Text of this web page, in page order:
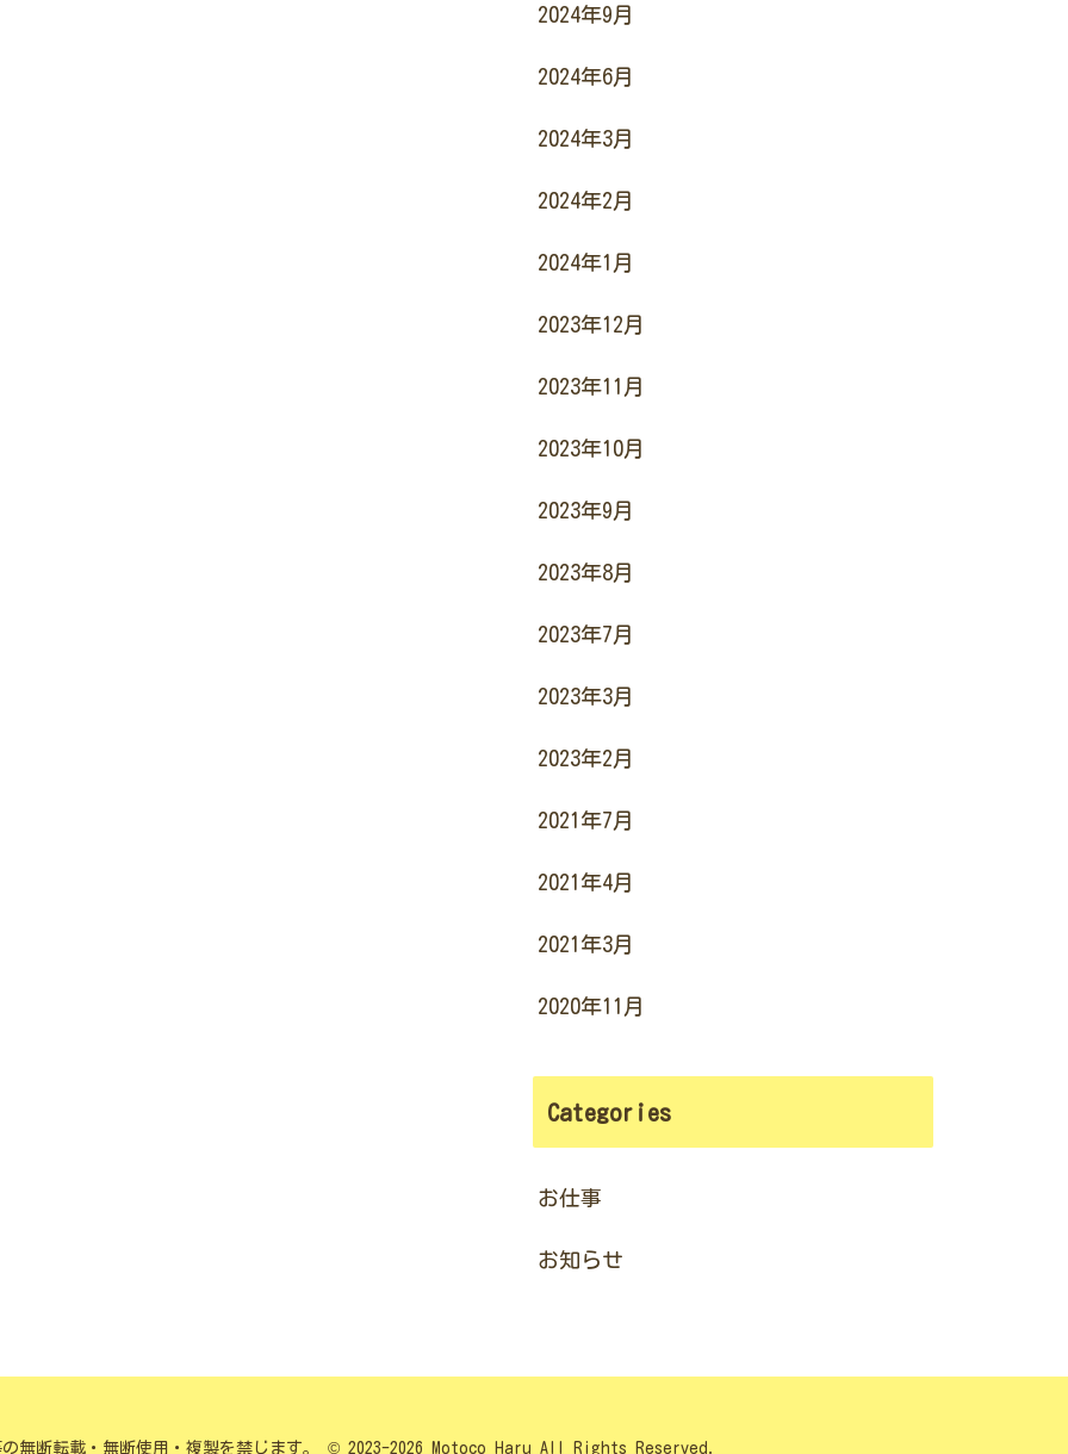
2024年9月
2024年6月
2024年3月
2024年2月
2024年1月
2023年12月
2023年11月
2023年10月
2023年9月
2023年8月
2023年7月
2023年3月
2023年2月
2021年7月
2021年4月
2021年3月
2020年11月
Categories
お仕事
お知らせ
の無断転載・無断使用・複製を禁じます。 © 2023-2026 Motoco Haru All Rights Reserved.